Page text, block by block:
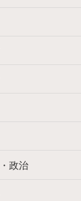
政治